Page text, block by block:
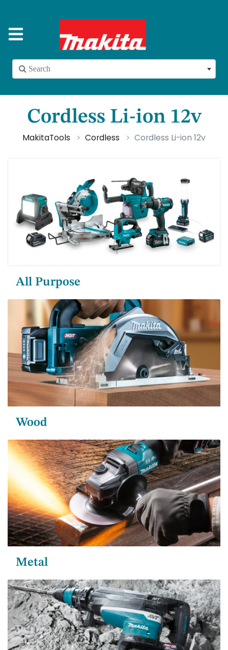
 Search
Cordless Li-ion 12v
MakitaTools Cordless Cordless Li-ion 12v
All Purpose
Wood
Metal